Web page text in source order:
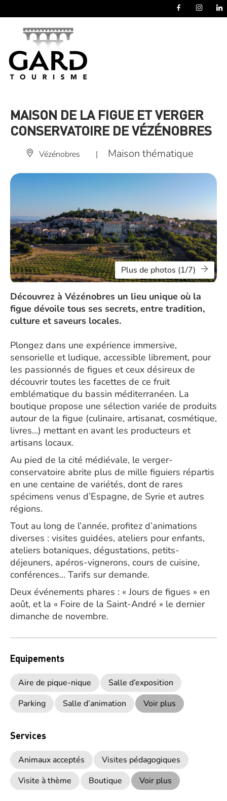
MAISON DE LA FIGUE ET VERGER
CONSERVATOIRE DE VÉZÉNOBRES
Vézénobres | Maison thématique
Plus de photos (1/7)
Découvrez à Vézénobres un lieu unique où la
figue dévoile tous ses secrets, entre tradition,
culture et saveurs locales.
Plongez dans une expérience immersive,
sensorielle et ludique, accessible librement, pour
les passionnés de figues et ceux désireux de
découvrir toutes les facettes de ce fruit
emblématique du bassin méditerranéen. La
boutique propose une sélection variée de produits
autour de la figue (culinaire, artisanat, cosmétique,
livres…) mettant en avant les producteurs et
artisans locaux.
Au pied de la cité médiévale, le verger-
conservatoire abrite plus de mille figuiers répartis
en une centaine de variétés, dont de rares
spécimens venus d’Espagne, de Syrie et autres
régions.
Tout au long de l’année, profitez d’animations
diverses : visites guidées, ateliers pour enfants,
ateliers botaniques, dégustations, petits-
déjeuners, apéros-vignerons, cours de cuisine,
conférences… Tarifs sur demande.
Deux événements phares : « Jours de figues » en
août, et la « Foire de la Saint-André » le dernier
dimanche de novembre.
Equipements
Aire de pique-nique
Salle d’exposition
Parking
Salle d’animation Voir plus
Services
Animaux acceptés
Visites pédagogiques
Visite à thème
Boutique Voir plus